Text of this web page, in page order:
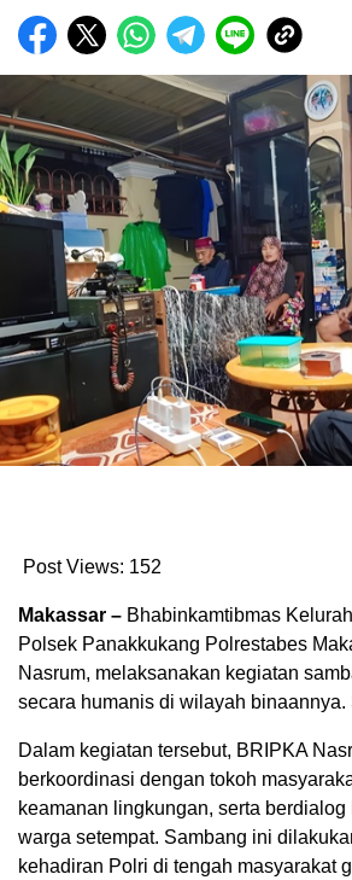
Post Views: 152
Makassar – Bhabinkamtibmas
Polsek Panakkukang Polrestabes
Nasrum, melaksanakan kegiatan
secara humanis di wilayah binaannya.
Dalam kegiatan tersebut, BRIPKA
berkoordinasi dengan tokoh
keamanan lingkungan, serta
warga setempat. Sambang ini
kehadiran Polri di tengah masyarakat